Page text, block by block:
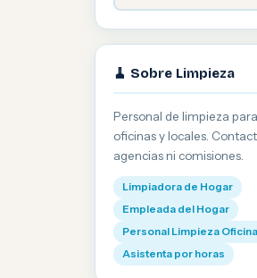
🧹 Sobre Limpieza
Personal de limpieza
oficinas y locales.
agencias ni comisiones.
Limpiadora de Hogar
Empleada del Hogar
Personal Limpieza
Asistenta por horas